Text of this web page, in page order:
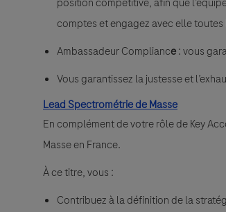
comptes et engagez avec elle
Ambassadeur Compliance: vous
Vous garantissez la justesse et
Lead Spectrométrie de Masse
En complément de votre rôle de Key
Masse en France.
À ce titre, vous :
Contribuez à la définition de la